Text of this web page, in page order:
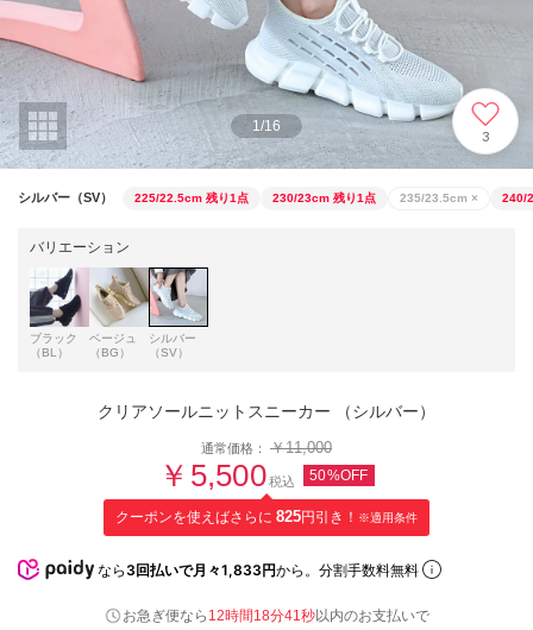
1 /16
3
シルバー（SV） 225/22.5cm 残り1点 230/23cm 残り1点 235/23.5cm × 240/
バリエーション
ブラック
（BL）
ベージュ
（BG）
シルバー
（SV）
クリアソールニットスニーカー （シルバー）
通常価格： ￥11,000
￥5,500税込 50%OFF
クーポンを使えばさらに 825円引き！ ※適用条件
なら 3回払いで月々1,833円から。分割手数料無料
お急ぎ便なら 12時間18分40秒以内のお支払いで